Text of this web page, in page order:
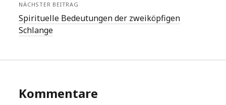
NÄCHSTER BEITRAG
Spirituelle Bedeutungen der zweiköpfigen
Schlange
Kommentare